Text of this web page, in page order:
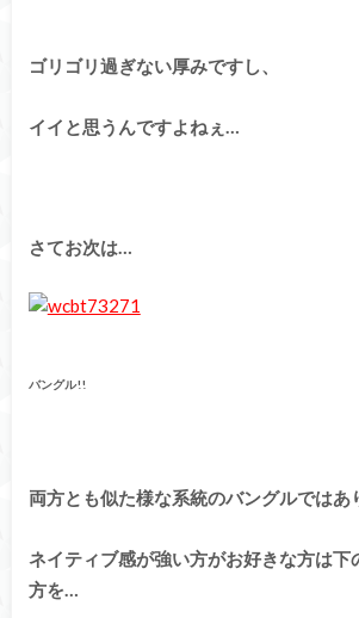
ゴリゴリ過ぎない厚みですし、
イイと思うんですよねぇ…
さてお次は…
バングル!!
両方とも似た様な系統のバングルではあ
ネイティブ感が強い方がお好きな方は下
方を…